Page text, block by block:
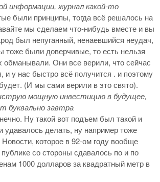
информации, журнал какой-то
были принципы, тогда всё решалось на
мы сделаем что-нибудь вместе и вы
был непуганный, ненаевшийся неудач,
тоже были доверчивые, то есть нельзя
обманывали. Они все верили, что сейчас
и у нас быстро всё получится . и поэтому
(И мы сами верили в это свято).
мощную инвестицию в будущее,
буквально завтра
Ну такой вот подъем был такой и
удавалось делать, ну например тоже
которое в 92-ом году вообще
публике со стороны сдавалось по и по
1000 долларов за квадратный метр в